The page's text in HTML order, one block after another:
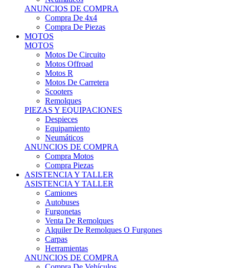
Compra De 4x4
Compra De Piezas
MOTOS
MOTOS
Motos De Circuito
Motos Offroad
Motos R
Motos De Carretera
Scooters
Remolques
PIEZAS Y EQUIPACIONES
Despieces
Equipamiento
Neumáticos
ANUNCIOS DE COMPRA
Compra Motos
Compra Piezas
ASISTENCIA Y TALLER
ASISTENCIA Y TALLER
Camiones
Autobuses
Furgonetas
Venta De Remolques
Alquiler De Remolques O Furgones
Carpas
Herramientas
ANUNCIOS DE COMPRA
Compra De Vehículos
Compra De Herramientas